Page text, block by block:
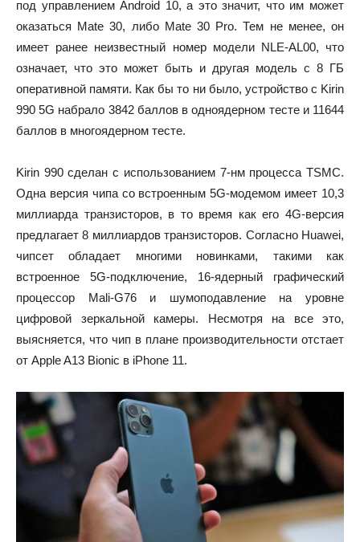
под управлением Android 10, а это значит, что им может
оказаться Mate 30, либо Mate 30 Pro. Тем не менее, он
имеет ранее неизвестный номер модели NLE-AL00, что
означает, что это может быть и другая модель с 8 ГБ
оперативной памяти. Как бы то ни было, устройство с Kirin
990 5G набрало 3842 баллов в одноядерном тесте и 11644
баллов в многоядерном тесте.
Kirin 990 сделан с использованием 7-нм процесса TSMC.
Одна версия чипа со встроенным 5G-модемом имеет 10,3
миллиарда транзисторов, в то время как его 4G-версия
предлагает 8 миллиардов транзисторов. Согласно Huawei,
чипсет обладает многими новинками, такими как
встроенное 5G-подключение, 16-ядерный графический
процессор Mali-G76 и шумоподавление на уровне
цифровой зеркальной камеры. Несмотря на все это,
выясняется, что чип в плане производительности отстает
от Apple A13 Bionic в iPhone 11.